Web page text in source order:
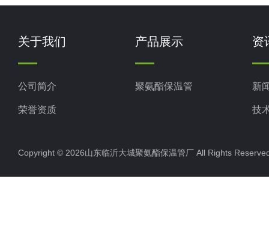
关于我们
公司简介
荣誉资质
产品展示
聚氨酯保温管
资
新
技
Copyright © 2026山东临沂大城聚氨酯保温管厂 All Rights